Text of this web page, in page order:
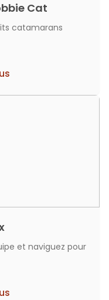
Cat
catamarans
et naviguez pour